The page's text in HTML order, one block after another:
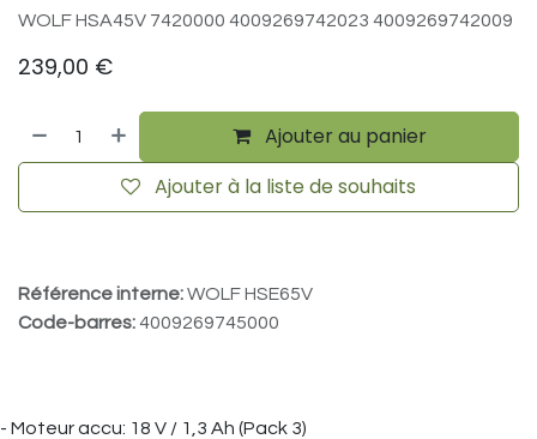
WOLF HSA45V 7420000 4009269742023 4009269742009
239,00 €
Ajouter au panier
Ajouter à la liste de souhaits
Référence interne:WOLF HSE65V
Code-barres:4009269745000
- Moteur accu: 18 V / 1,3 Ah (Pack 3)